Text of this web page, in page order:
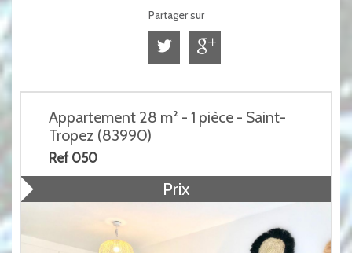
Partager sur
Appartement 28 m² - 1 pièce - Saint-
Tropez (83990)
Ref 050
Prix